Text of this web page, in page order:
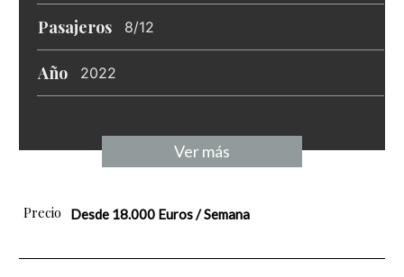
Pasajeros 8/12
Año 2022
Ver más
Precio Desde 18.000 Euros / Semana